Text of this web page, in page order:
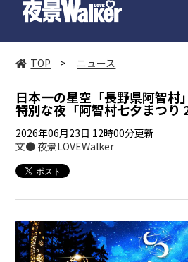
TOP > ニュース
日本一の星空「長野県阿智村
特別な夜「阿智村七夕まつり
2026年06月23日 12時00分更新
文● 夜景LOVEWalker